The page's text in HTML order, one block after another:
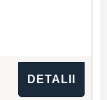
DETALII